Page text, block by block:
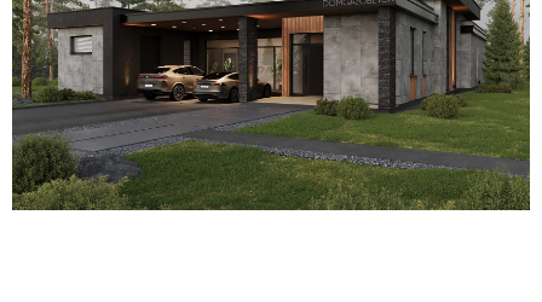
Для уточнения стоимости вашего
проекта свяжитесь с нами или
оставьте заявкуна обратный
звонок — мы свяжемся с вами
в ближайшее время.